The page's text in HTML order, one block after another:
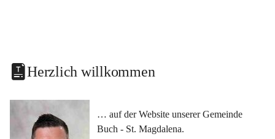
Herzlich willkommen
… auf der Website unserer Gemeinde
Buch - St. Magdalena.